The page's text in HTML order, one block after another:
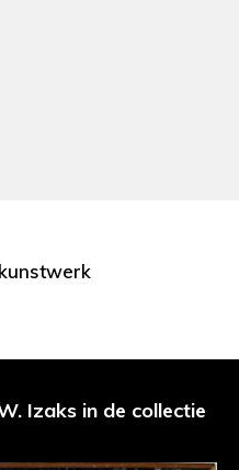
Izaks in de collectie